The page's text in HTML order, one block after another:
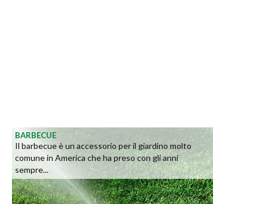
BARBECUE
Il barbecue è un accessorio per il giardino molto
comune in America che ha preso con gli anni
sempre...